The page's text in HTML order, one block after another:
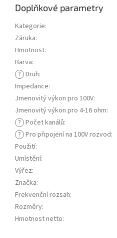
Doplňkové parametry
Kategorie:
Záruka:
Hmotnost:
Barva:
? Druh:
Impedance:
Jmenovitý výkon pro 100V:
Jmenovitý výkon pro 4-16 ohm:
? Počet kanálů:
? Pro připojení na 100V rozvod:
Použití:
Umístění:
Výřez:
Značka:
Frekvenční rozsah:
Rozměry:
Hmotnost netto: